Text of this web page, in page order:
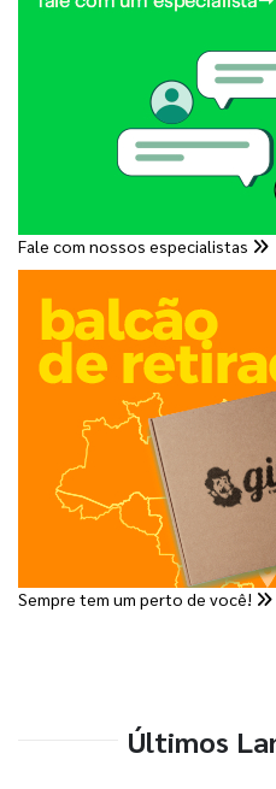
Fale com nossos especialistas
Sempre tem um perto de você!
Últimos